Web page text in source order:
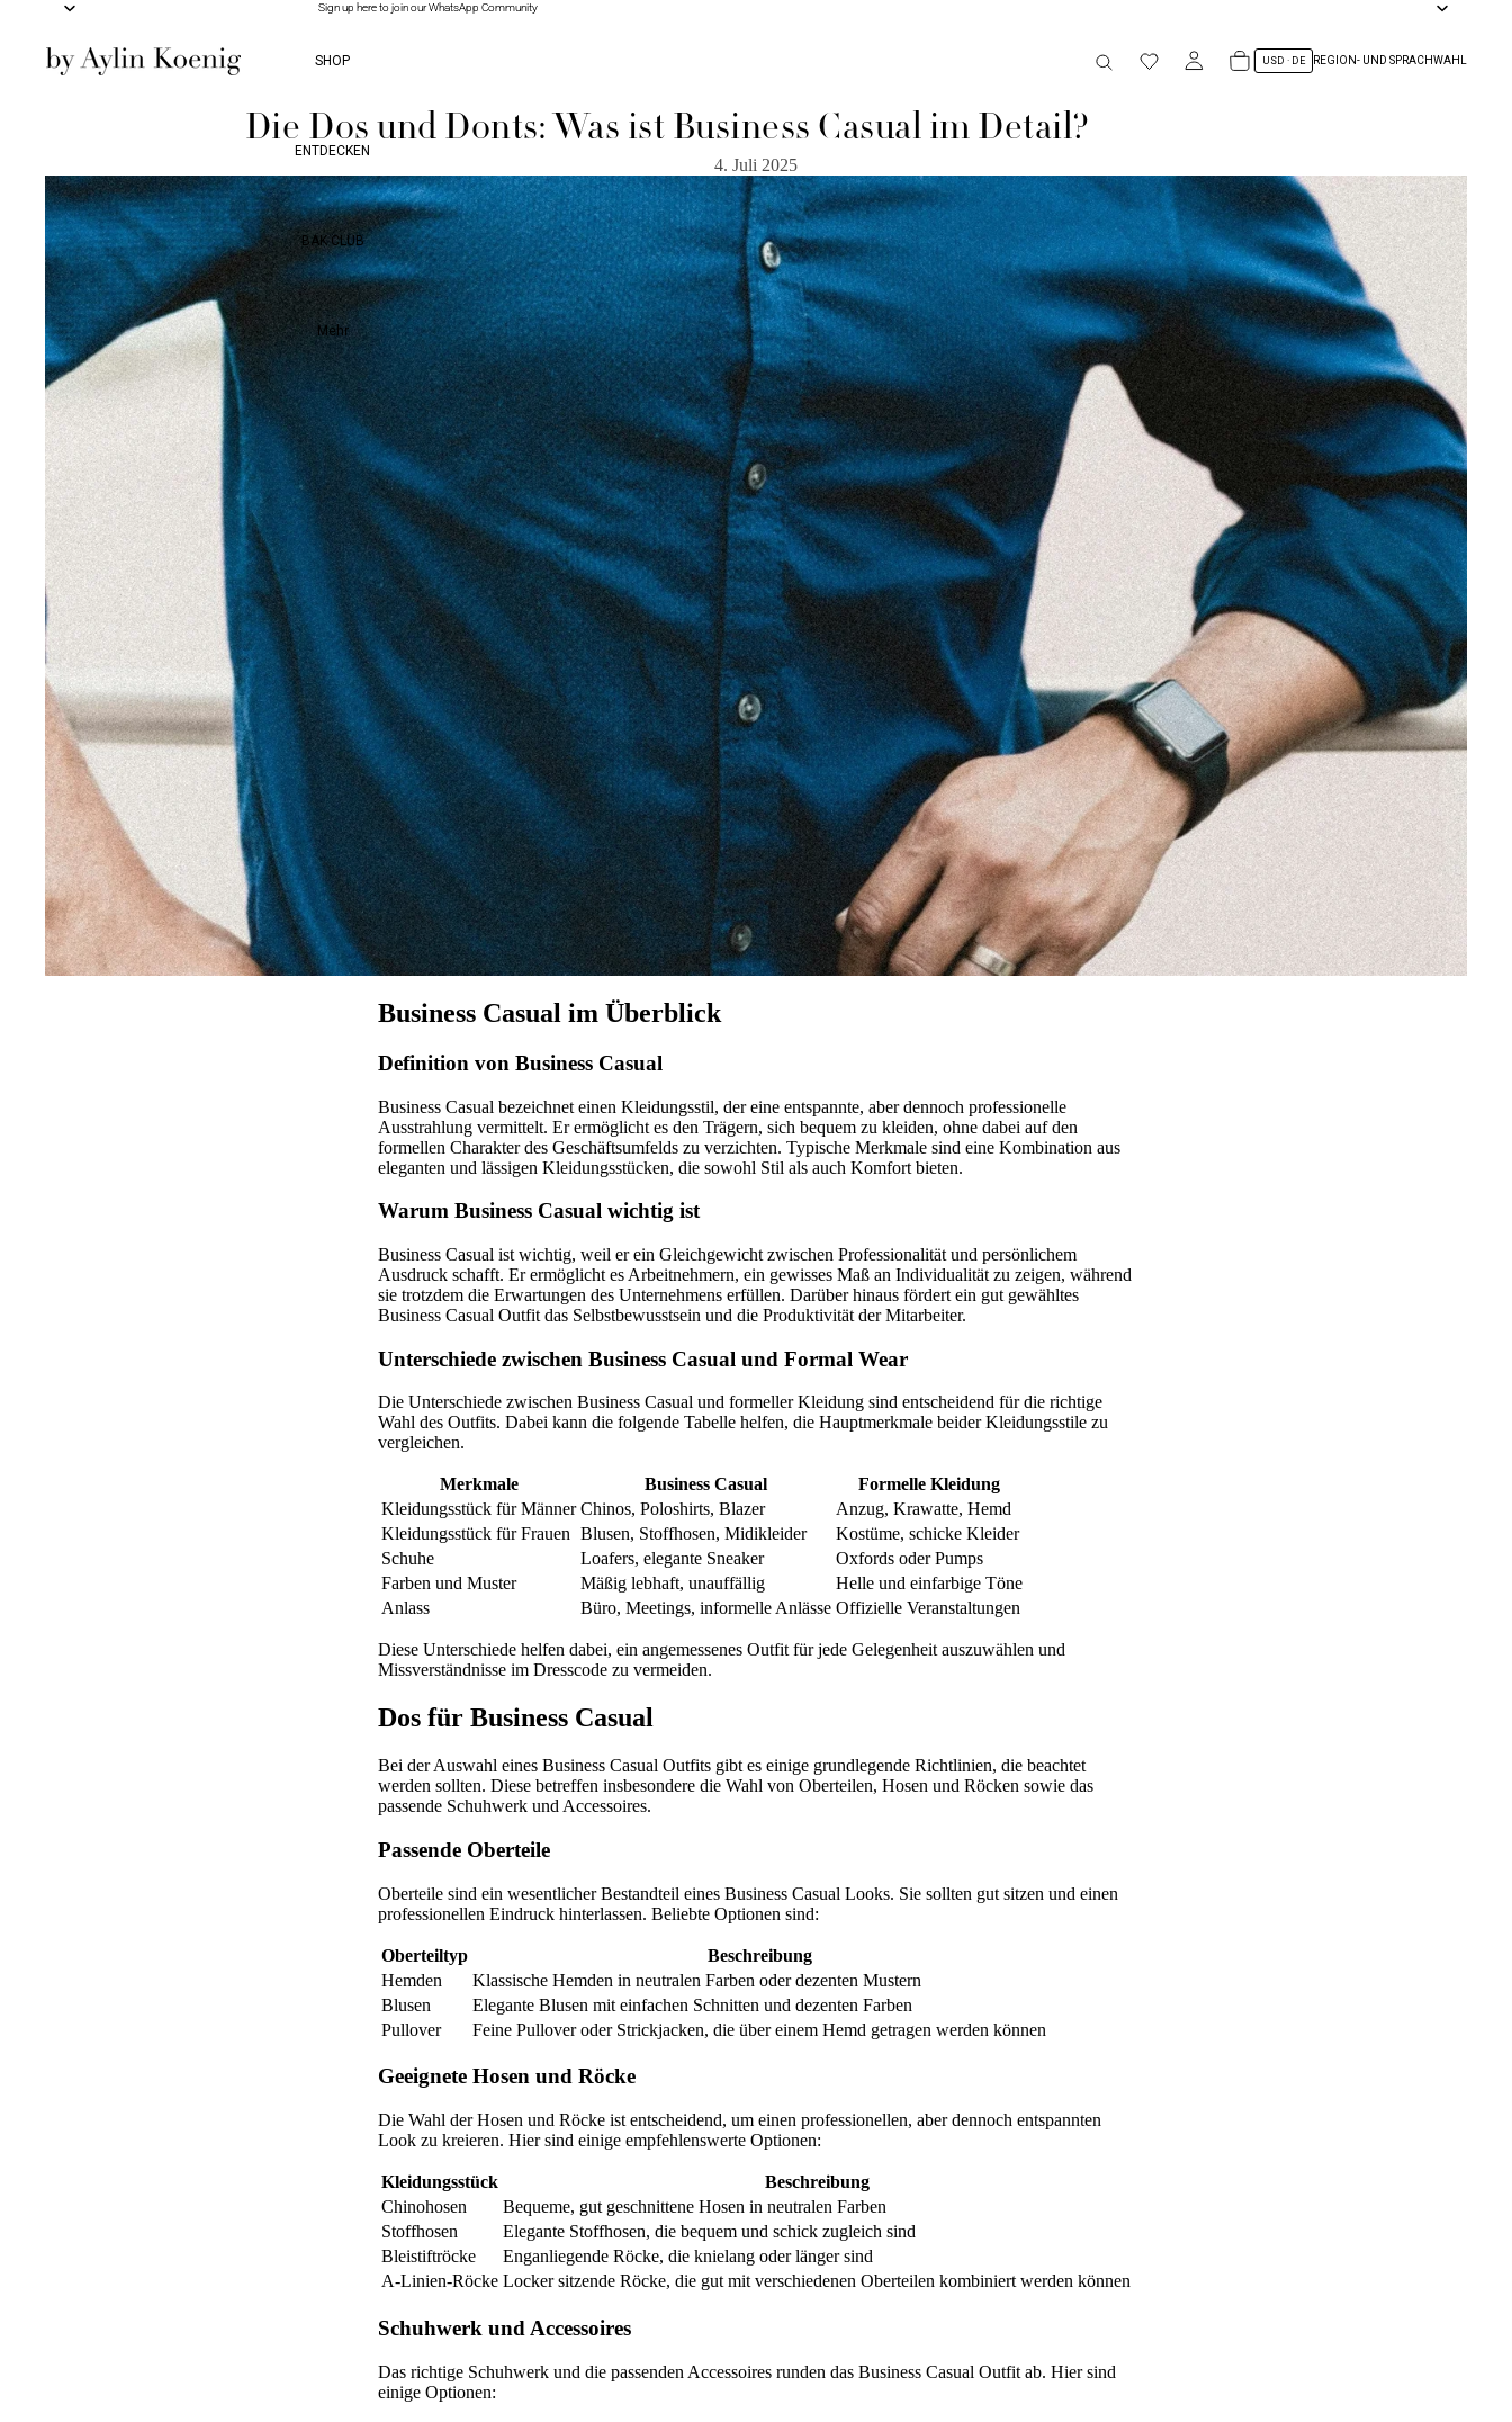
Sign up here to join our WhatsApp Community
Sign up here to join our WhatsApp Community
SHOP
ENTDECKEN
BAK CLUB
Mehr
REGION- UND SPRACHWAHL
Die Dos und Donts: Was ist Business Casual im Detail?
4. Juli 2025
Business Casual im Überblick
Definition von Business Casual
Business Casual bezeichnet einen Kleidungsstil, der eine entspannte, aber dennoch professionelle
Ausstrahlung vermittelt. Er ermöglicht es den Trägern, sich bequem zu kleiden, ohne dabei auf den
formellen Charakter des Geschäftsumfelds zu verzichten. Typische Merkmale sind eine Kombination aus
eleganten und lässigen Kleidungsstücken, die sowohl Stil als auch Komfort bieten.
Warum Business Casual wichtig ist
Business Casual ist wichtig, weil er ein Gleichgewicht zwischen Professionalität und persönlichem
Ausdruck schafft. Er ermöglicht es Arbeitnehmern, ein gewisses Maß an Individualität zu zeigen, während
sie trotzdem die Erwartungen des Unternehmens erfüllen. Darüber hinaus fördert ein gut gewähltes
Business Casual Outfit das Selbstbewusstsein und die Produktivität der Mitarbeiter.
Unterschiede zwischen Business Casual und Formal Wear
Die Unterschiede zwischen Business Casual und formeller Kleidung sind entscheidend für die richtige
Wahl des Outfits. Dabei kann die folgende Tabelle helfen, die Hauptmerkmale beider Kleidungsstile zu
vergleichen.
Merkmale Business Casual
Formelle Kleidung
Kleidungsstück für Männer Chinos, Poloshirts, Blazer
Anzug, Krawatte, Hemd
Kleidungsstück für Frauen Blusen, Stoffhosen, Midikleider
Kostüme, schicke Kleider
Schuhe
Loafers, elegante Sneaker
Oxfords oder Pumps
Farben und Muster
Mäßig lebhaft, unauffällig
Helle und einfarbige Töne
Anlass
Büro, Meetings, informelle Anlässe Offizielle Veranstaltungen
Diese Unterschiede helfen dabei, ein angemessenes Outfit für jede Gelegenheit auszuwählen und
Missverständnisse im Dresscode zu vermeiden.
Dos für Business Casual
Bei der Auswahl eines Business Casual Outfits gibt es einige grundlegende Richtlinien, die beachtet
werden sollten. Diese betreffen insbesondere die Wahl von Oberteilen, Hosen und Röcken sowie das
passende Schuhwerk und Accessoires.
Passende Oberteile
Oberteile sind ein wesentlicher Bestandteil eines Business Casual Looks. Sie sollten gut sitzen und einen
professionellen Eindruck hinterlassen. Beliebte Optionen sind:
Oberteiltyp
Beschreibung
Hemden
Klassische Hemden in neutralen Farben oder dezenten Mustern
Blusen
Elegante Blusen mit einfachen Schnitten und dezenten Farben
Pullover
Feine Pullover oder Strickjacken, die über einem Hemd getragen werden können
Geeignete Hosen und Röcke
Die Wahl der Hosen und Röcke ist entscheidend, um einen professionellen, aber dennoch entspannten
Look zu kreieren. Hier sind einige empfehlenswerte Optionen:
Kleidungsstück
Beschreibung
Chinohosen
Bequeme, gut geschnittene Hosen in neutralen Farben
Stoffhosen
Elegante Stoffhosen, die bequem und schick zugleich sind
Bleistiftröcke
Enganliegende Röcke, die knielang oder länger sind
A-Linien-Röcke Locker sitzende Röcke, die gut mit verschiedenen Oberteilen kombiniert werden können
Schuhwerk und Accessoires
Das richtige Schuhwerk und die passenden Accessoires runden das Business Casual Outfit ab. Hier sind
einige Optionen: